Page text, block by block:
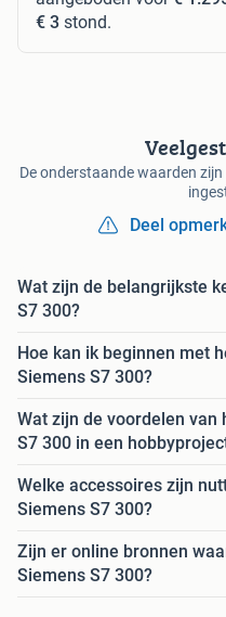
€ 3 stond.
De onderstaande waarden
Deel
Wat zijn de belangrijkste
S7 300?
Hoe kan ik beginnen met
Siemens S7 300?
Wat zijn de voordelen van
S7 300 in een
Welke accessoires zijn
Siemens S7 300?
Zijn er online bronnen
Siemens S7 300?